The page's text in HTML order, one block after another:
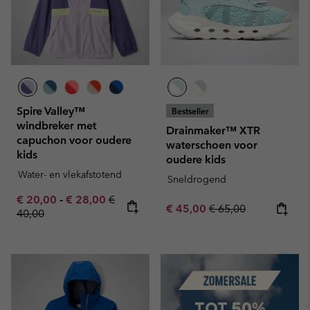
Spire Valley™
windbreker met
capuchon voor oudere
kids
Water- en vlekafstotend
Minimum sale price:
€ 20,00 - Maximum sale price:
€ 28,00 Regular price:
€
40,00
Bestseller
Drainmaker™ XTR
waterschoen voor
oudere kids
Sneldrogend
Sale price:
€ 45,00 Regular price:
€ 65,00
Summer Sale